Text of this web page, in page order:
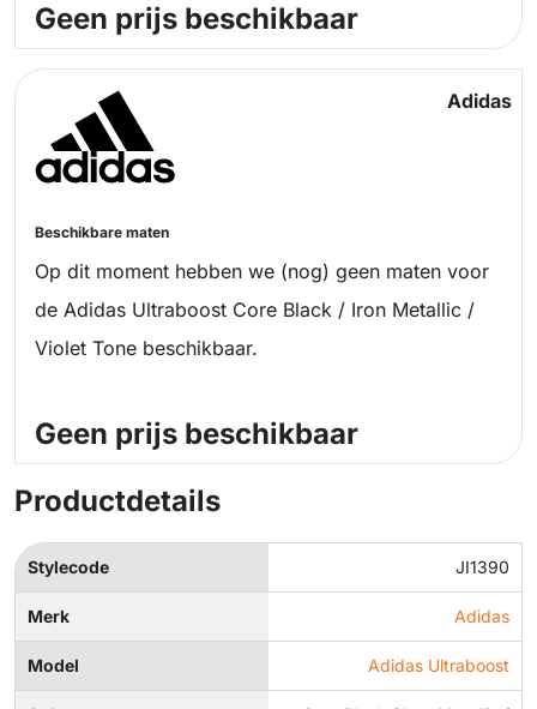
Geen prijs beschikbaar
Adidas
Beschikbare maten
Op dit moment hebben we (nog) geen maten voor
de Adidas Ultraboost Core Black / Iron Metallic /
Violet Tone beschikbaar.
Geen prijs beschikbaar
Productdetails
Stylecode JI1390
Merk Adidas
Model Adidas Ultraboost